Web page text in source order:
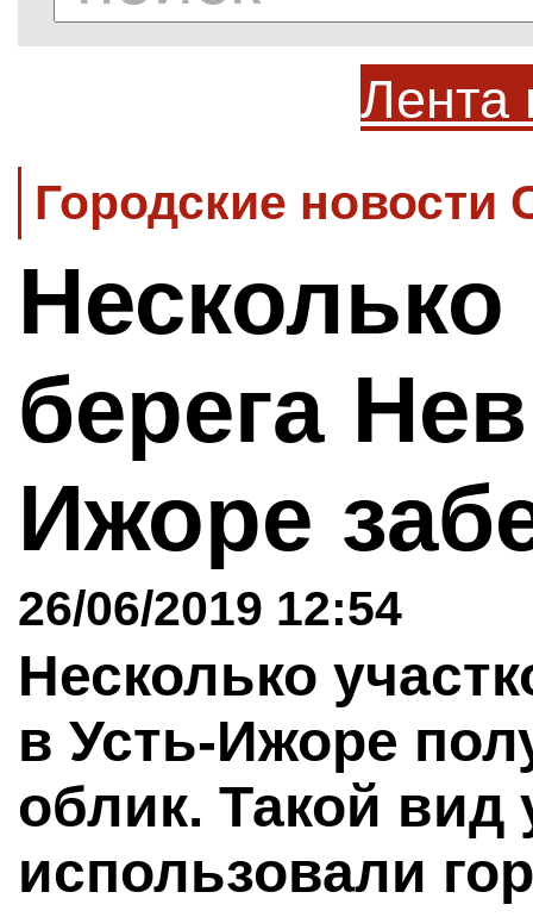
Лента
Городские новости
Несколько
берега
Ижоре
26/06/2019 12:54
Несколько
в Усть-Ижоре
облик. Такой вид
использовали